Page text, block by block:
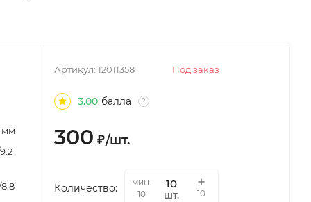
мм
Под заказ
Артикул:12011358
3.00 балла ?
300 ₽/шт.
Количество:
мин.
10
шт. 10